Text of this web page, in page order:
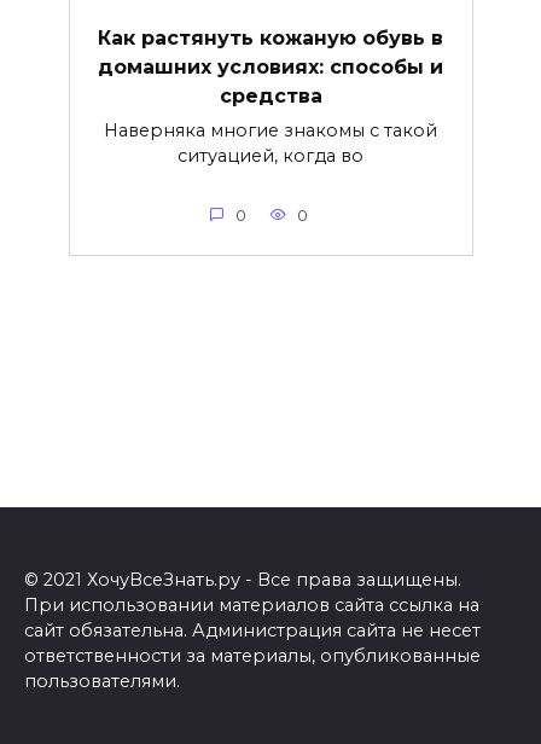
Как растянуть кожаную обувь в
домашних условиях: способы и
средства
Наверняка многие знакомы с такой
ситуацией, когда во
0 0
© 2021 ХочуВсеЗнать.ру - Все права защищены.
При использовании материалов сайта ссылка на
сайт обязательна. Администрация сайта не несет
ответственности за материалы, опубликованные
пользователями.